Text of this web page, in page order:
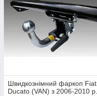
Швидкознімний фаркоп Fiat
Ducato (VAN) з 2006-2010 р.